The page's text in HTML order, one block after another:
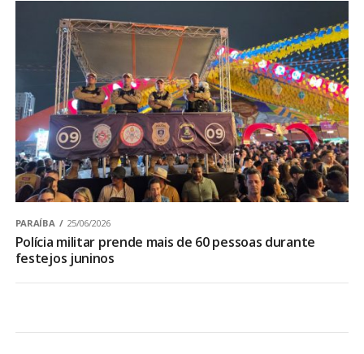
PARAÍBA 25/06/2026
Polícia militar prende mais de 60 pessoas durante
festejos juninos